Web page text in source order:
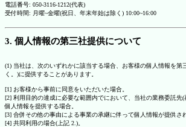
電話番号: 050-3116-1212(代表)
受付時間: 月曜~金曜(祝日、年末年始は除く) 10:00~16:00
3. 個人情報の第三社提供について
(1) 当社は、次のいずれかに該当する場合、お客様の個人情報を第
く。)に提供することがあります。
[1] お客様から事前に同意をいただいた場合。
[2] 利用目的の達成に必要な範囲内でにおいて、当社の業務委託先
個人情報を提供する場合。
[3] 合併その他の事由による事業の承継に伴って個人情報が提供さ
[4] 共同利用の場合(上記 2.)。